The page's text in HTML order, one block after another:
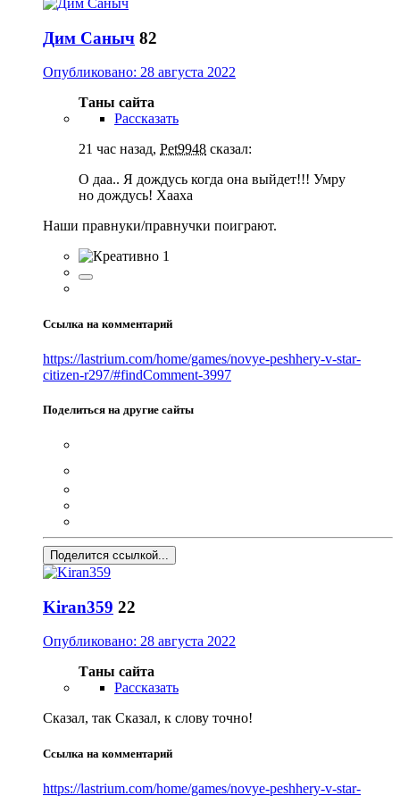
Дим Саныч 82
Опубликовано: 28 августа 2022
Таны сайта
Рассказать
21 час назад, Pet9948 сказал:
О даа.. Я дождусь когда она выйдет!!! Умру
но дождусь! Хааха
Наши правнуки/правнучки поиграют.
1
Ссылка на комментарий
https://lastrium.com/home/games/novye-peshhery-v-star-
citizen-r297/#findComment-3997
Поделиться на другие сайты
Поделится ссылкой...
Kiran359 22
Опубликовано: 28 августа 2022
Таны сайта
Рассказать
Сказал, так Сказал, к слову точно!
Ссылка на комментарий
https://lastrium.com/home/games/novye-peshhery-v-star-